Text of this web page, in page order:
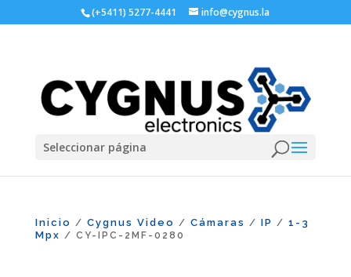
(+5411) 5277-4441 info@cygnus.la
Seleccionar página
Inicio / Cygnus Video / Cámaras / IP / 1-3
Mpx / CY-IPC-2MF-0280